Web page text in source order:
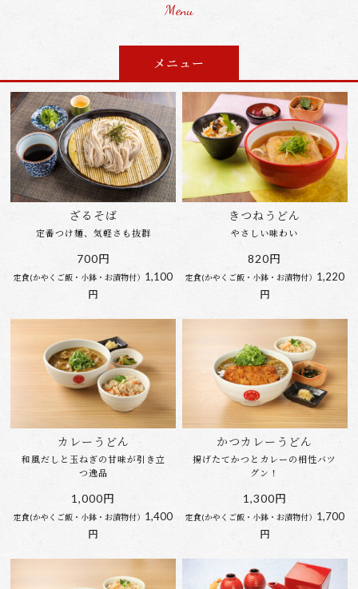
Menu
メニュー
ざるそば
定番つけ麺、気軽さも抜群
700円
定食(かやくご飯・小鉢・お漬物付） 1,100
円
きつねうどん
やさしい味わい
820円
定食(かやくご飯・小鉢・お漬物付） 1,220
円
カレーうどん
和風だしと玉ねぎの甘味が引き立
つ逸品
1,000円
定食(かやくご飯・小鉢・お漬物付） 1,400
円
かつカレーうどん
揚げたてかつとカレーの相性バツ
グン！
1,300円
定食(かやくご飯・小鉢・お漬物付） 1,700
円